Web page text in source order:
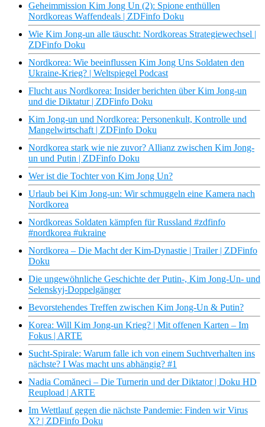
Geheimmission Kim Jong Un (2): Spione enthüllen
Nordkoreas Waffendeals | ZDFinfo Doku
Wie Kim Jong-un alle täuscht: Nordkoreas Strategiewechsel |
ZDFinfo Doku
Nordkorea: Wie beeinflussen Kim Jong Uns Soldaten den
Ukraine-Krieg? | Weltspiegel Podcast
Flucht aus Nordkorea: Insider berichten über Kim Jong-un
und die Diktatur | ZDFinfo Doku
Kim Jong-un und Nordkorea: Personenkult, Kontrolle und
Mangelwirtschaft | ZDFinfo Doku
Nordkorea stark wie nie zuvor? Allianz zwischen Kim Jong-
un und Putin | ZDFinfo Doku
Wer ist die Tochter von Kim Jong Un?
Urlaub bei Kim Jong-un: Wir schmuggeln eine Kamera nach
Nordkorea
Nordkoreas Soldaten kämpfen für Russland #zdfinfo
#nordkorea #ukraine
Nordkorea – Die Macht der Kim-Dynastie | Trailer | ZDFinfo
Doku
Die ungewöhnliche Geschichte der Putin-, Kim Jong-Un- und
Selenskyj-Doppelgänger
Bevorstehendes Treffen zwischen Kim Jong-Un & Putin?
Korea: Will Kim Jong-un Krieg? | Mit offenen Karten – Im
Fokus | ARTE
Sucht-Spirale: Warum falle ich von einem Suchtverhalten ins
nächste? I Was macht uns abhängig? #1
Nadia Comăneci – Die Turnerin und der Diktator | Doku HD
Reupload | ARTE
Im Wettlauf gegen die nächste Pandemie: Finden wir Virus
X? | ZDFinfo Doku